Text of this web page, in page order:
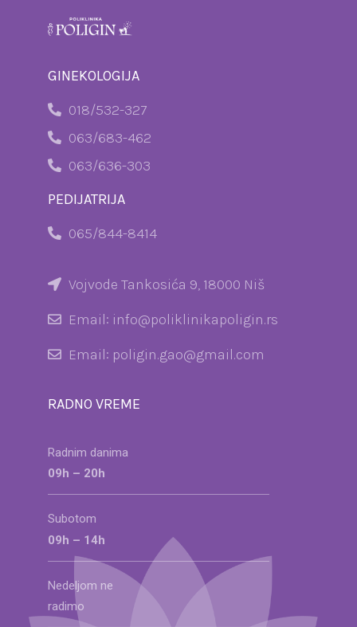
GINEKOLOGIJA
018/532-327
063/683-462
063/636-303
PEDIJATRIJA
065/844-8414
Vojvode Tankosića 9, 18000 Niš
Email: info@poliklinikapoligin.rs
Email: poligin.gao@gmail.com
RADNO VREME
Radnim danima
09h – 20h
Subotom
09h – 14h
Nedeljom ne
radimo